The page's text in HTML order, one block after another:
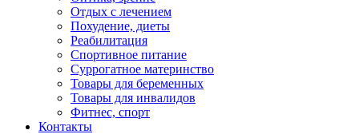
Отдых с лечением
Похудение, диеты
Реабилитация
Спортивное питание
Суррогатное материнство
Товары для беременных
Товары для инвалидов
Фитнес, спорт
Контакты